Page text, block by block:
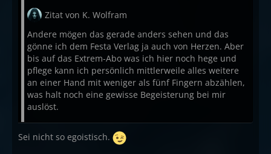
Zitat von K. Wolfram
Andere mögen das gerade anders sehen und das
gönne ich dem Festa Verlag ja auch von Herzen. Aber
bis auf das Extrem-Abo was ich hier noch hege und
pflege kann ich persönlich mittlerweile alles weitere
an einer Hand mit weniger als fünf Fingern abzählen,
was halt noch eine gewisse Begeisterung bei mir
auslöst.
Sei nicht so egoistisch.